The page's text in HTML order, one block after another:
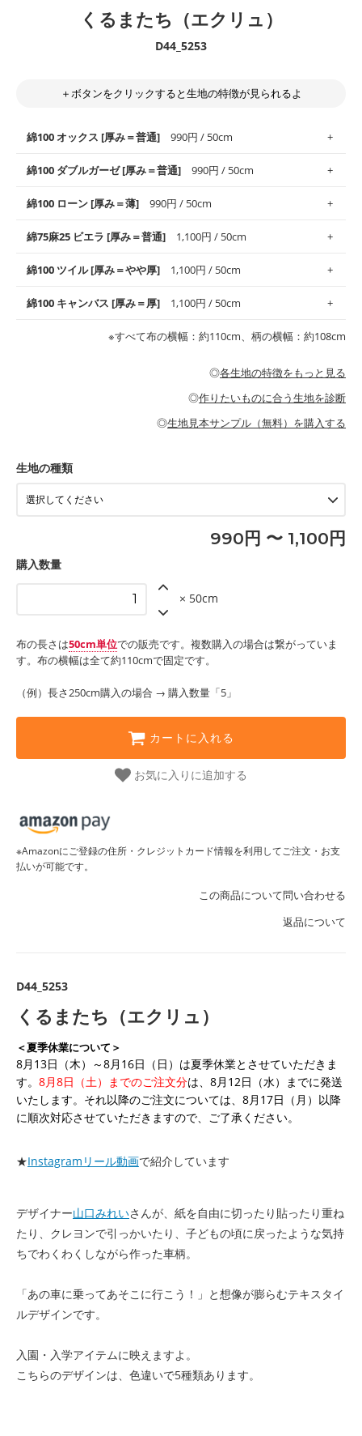
くるまたち（エクリュ）
D44_5253
＋ボタンをクリックすると生地の特徴が見られるよ
綿100 オックス [厚み＝普通] 990円 / 50cm
使いやすさNo.1！しなやかさと適度な張りを併せ持ち、通気性の
高さがオックス生地の特徴です。当サイトのオックス生地は、
般にお使いいただけます。
※レッスンバッグ、上履き袋などの通園通学グッズにはツイル生
・布団カバーなどの寝具、カーテン
綿100 ダブルガーゼ [厚み＝普通] 990円 / 50cm
柔らかくふんわりとした肌触りが特徴です。ベビー用品やハンカ
チなど直接肌に触れるアイテムに最適です。高い吸湿性・通気性
す。
・スタイ、おくるみなどのベビーグッズ
・ブラウス、チュニック、ワンピースなどの洋服
・パジャマなどの寝具
綿100 ローン [厚み＝薄] 990円 / 50cm
上質で薄手の平織りの生地です。軽やかさとなめらかな手触りの
良さが魅力。透け感があるので、涼しげなトップスなどに最適で
・ブラウス、シャツ、チュニックなどのトップス
綿75麻25 ビエラ [厚み＝普通] 1,100円 / 50cm
コットン75％リネン25％の当店のビエラ生地は、オックス生地よ
りもふんわりとした柔らかい質感と適度な落ち感を感じられるの
綿100 ツイル [厚み＝やや厚] 1,100円 / 50cm
綾織りの生地です。しっかりとした張りと厚みがありながらも柔
らかいのが特徴です。生地の厚みは中厚手です。1枚でも透け感
・カーテン、エプロン、テーブルクロスなどの暮らしのアイテム
・パンツ、タックスカートなどのボトムス
もっと詳しく見る
綿100 キャンバス [厚み＝厚] 1,100円 / 50cm
耐久性があります。トートバッグ・ポーチ・ペンケースなどの布
小物、インテリア用品に向いています。
・工作用エプロン
もっと詳しく見る
※すべて布の横幅：約110cm、柄の横幅：約108cm
◎各生地の特徴をもっと見る
◎作りたいものに合う生地を診断
◎生地見本サンプル（無料）を購入する
生地の種類
990円 〜 1,100円
購入数量
× 50cm
布の長さは50cm単位での販売です。複数購入の場合は繋がっていま
す。布の横幅は全て約110cmで固定です。
（例）長さ250cm購入の場合 → 購入数量「5」
カートに入れる
お気に入りに追加する
※Amazonにご登録の住所・クレジットカード情報を利用してご注文・お支
払いが可能です。
この商品について問い合わせる
返品について
D44_5253
くるまたち（エクリュ）
＜夏季休業について＞
8月13日（木）～8月16日（日）は夏季休業とさせていただきま
す。 8月8日（土）までのご注文分は、8月12日（水）までに発送
いたします。それ以降のご注文については、8月17日（月）以降
に順次対応させていただきますので、ご了承ください。
★Instagramリール動画で紹介しています
デザイナー山口みれいさんが、紙を自由に切ったり貼ったり重ね
たり、クレヨンで引っかいたり、子どもの頃に戻ったような気持
ちでわくわくしながら作った車柄。
「あの車に乗ってあそこに行こう！」と想像が膨らむテキスタイ
ルデザインです。
入園・入学アイテムに映えますよ。
こちらのデザインは、色違いで5種類あります。